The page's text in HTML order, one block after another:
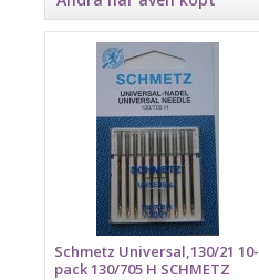
Schmetz Universal,130/21 10-
pack 130/705 H SCHMETZ